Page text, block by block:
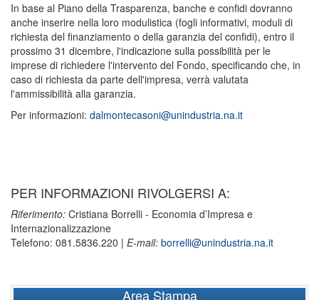
In base al Piano della Trasparenza, banche e confidi dovranno
anche inserire nella loro modulistica (fogli informativi, moduli di
richiesta del finanziamento o della garanzia del confidi), entro il
prossimo 31 dicembre, l'indicazione sulla possibilità per le
imprese di richiedere l'intervento del Fondo, specificando che, in
caso di richiesta da parte dell'impresa, verrà valutata
l'ammissibilità alla garanzia.
Per informazioni: dalmontecasoni@unindustria.na.it
PER INFORMAZIONI RIVOLGERSI A:
Riferimento: Cristiana Borrelli - Economia d’Impresa e
Internazionalizzazione
Telefono: 081.5836.220 | E-mail: borrelli@unindustria.na.it
Area Stampa